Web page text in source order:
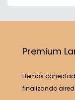
Premium
Hemos
finalizando